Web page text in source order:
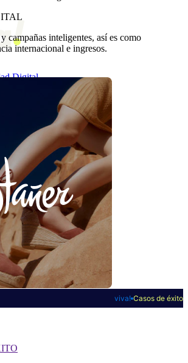
Digital
éxito
viva! Casos de éxito
campañas inteligentes, así es como
internacional e ingresos.